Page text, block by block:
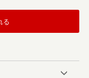
る